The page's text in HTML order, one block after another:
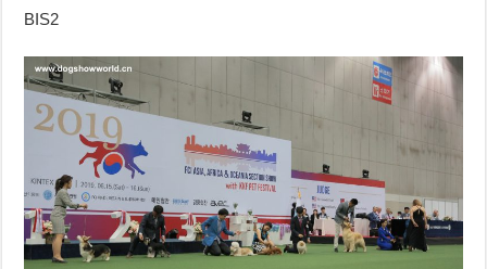
BIS2